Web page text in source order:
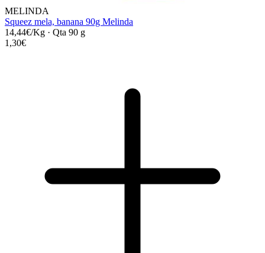
MELINDA
Squeez mela, banana 90g Melinda
14,44€/Kg · Qta 90 g
1,30€